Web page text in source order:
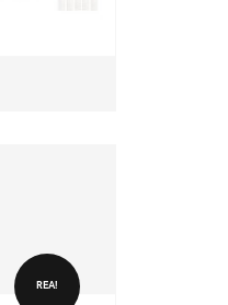
REA!